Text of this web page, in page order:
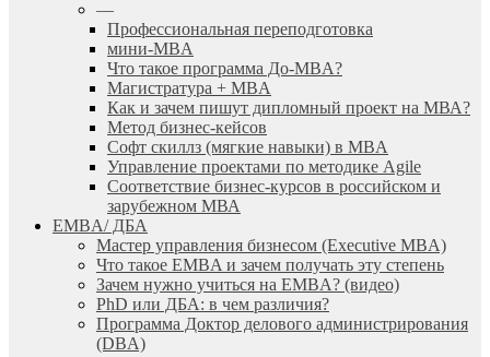
—
Профессиональная переподготовка
мини-MBA
Что такое программа До-MBA?
Магистратура + MBA
Как и зачем пишут дипломный проект на МВА?
Метод бизнес-кейсов
Софт скиллз (мягкие навыки) в MBA
Управление проектами по методике Agile
Соответствие бизнес-курсов в российском и
зарубежном МВА
EMBA/ ДБA
Мастер управления бизнесом (Executive MBA)
Что такое EMBA и зачем получать эту степень
Зачем нужно учиться на EMBA? (видео)
PhD или ДБА: в чем различия?
Программа Доктор делового администрирования
(DBА)